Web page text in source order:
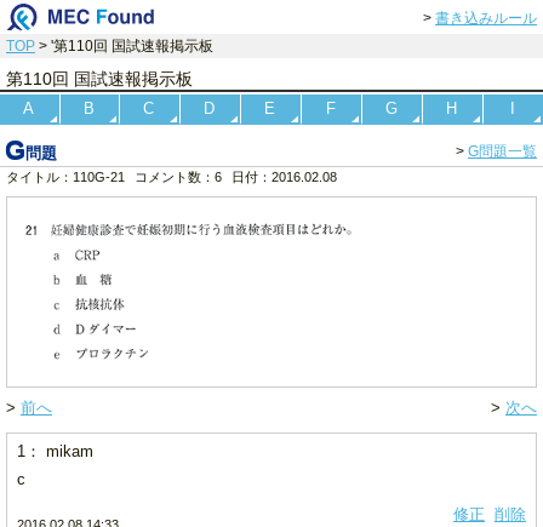
> 書き込みルール
TOP > '第110回 国試速報掲示板
第110回 国試速報掲示板
A B C D E F G H
G 問題 > G問題一覧
タイトル：110G-21 コメント数：6 日付：2016.02.08
> 前へ > 次へ
1： mikam
c
修正 削除